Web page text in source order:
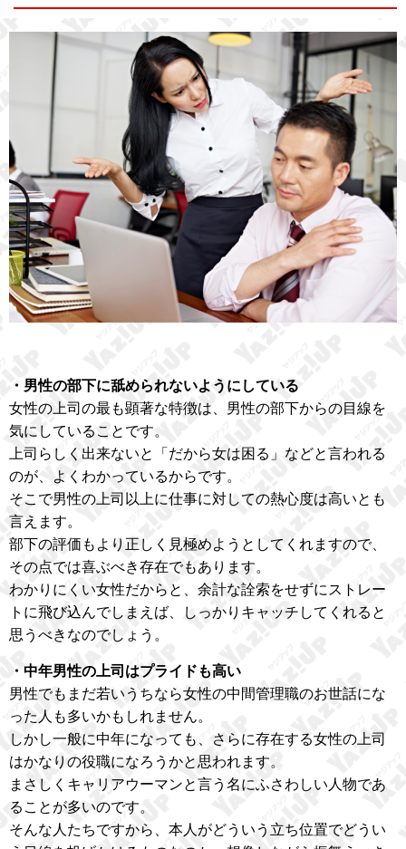
・男性の部下に舐められないようにしている
女性の上司の最も顕著な特徴は、男性の部下からの目線を
気にしていることです。
上司らしく出来ないと「だから女は困る」などと言われる
のが、よくわかっているからです。
そこで男性の上司以上に仕事に対しての熱心度は高いとも
言えます。
部下の評価もより正しく見極めようとしてくれますので、
その点では喜ぶべき存在でもあります。
わかりにくい女性だからと、余計な詮索をせずにストレー
トに飛び込んでしまえば、しっかりキャッチしてくれると
思うべきなのでしょう。
・中年男性の上司はプライドも高い
男性でもまだ若いうちなら女性の中間管理職のお世話にな
った人も多いかもしれません。
しかし一般に中年になっても、さらに存在する女性の上司
はかなりの役職になろうかと思われます。
まさしくキャリアウーマンと言う名にふさわしい人物であ
ることが多いのです。
そんな人たちですから、本人がどういう立ち位置でどうい